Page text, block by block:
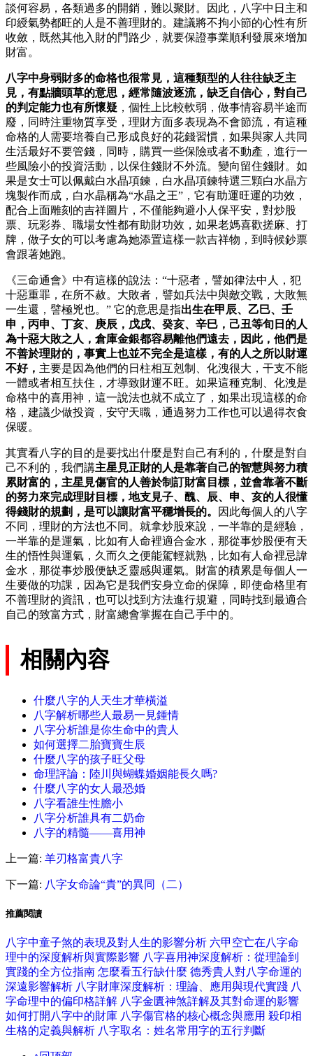
談何容易，各類過多的開銷，難以聚財。因此，八字中日主和
印綬氣勢都旺的人是不善理財的。建議將不拘小節的心性有所
收斂，既然其他入財的門路少，就要保證事業順利發展來增加
財富。
八字中身弱財多的命格也很常見，這種類型的人往往缺乏主
見，有點牆頭草的意思，經常隨波逐流，缺乏自信心，對自己
的判定能力也有所懷疑 ，個性上比較軟弱，做事情容易半途而
廢，同時注重物質享受，理財方面多表現為不會節流，有這種
命格的人需要培養自己形成良好的花錢習慣，如果與家人共同
生活最好不要管錢，同時，購買一些保險或者不動產，進行一
些風險小的投資活動，以保住錢財不外流。變向留住錢財。如
果是女士可以佩戴白水晶項鍊，白水晶項鍊特選三顆白水晶方
塊製作而成，白水晶稱為“水晶之王”，它有助運旺運的功效，
配合上面雕刻的吉祥圖片，不僅能夠避小人保平安，對炒股
票、玩彩券、職場女性都有助財功效，如果老媽喜歡搓麻、打
牌，做子女的可以考慮為她添置這樣一款吉祥物，到時候鈔票
會跟著她跑。
《三命通會》中有這樣的說法：“十惡者，譬如律法中人，犯
十惡重罪，在所不赦。大敗者，譬如兵法中與敵交戰，大敗無
一生還，譬極兇也。” 它的意思是指出生在甲辰、乙巳、壬
申，丙申、丁亥、庚辰，戊戌、癸亥、辛巳，己丑等旬日的人
為十惡大敗之人，倉庫金銀都容易離他們遠去，因此，他們是
不善於理財的，事實上也並不完全是這樣，有的人之所以財運
不好， 主要是因為他們的日柱相互剋制、化洩很大，干支不能
一體或者相互扶住，才導致財運不旺。如果這種克制、化洩是
命格中的喜用神，這一說法也就不成立了，如果出現這樣的命
格，建議少做投資，安守天職，通過努力工作也可以過得衣食
保暖。
其實看八字的目的是要找出什麼是對自己有利的，什麼是對自
己不利的，我們講主星見正財的人是靠著自己的智慧與努力積
累財富的，主星見傷官的人善於制訂財富目標，並會靠著不斷
的努力來完成理財目標，地支見子、醜、辰、申、亥的人很懂
得錢財的規劃，是可以讓財富平穩增長的。
因此每個人的八字
不同，理財的方法也不同。就拿炒股來說，一半靠的是經驗，
一半靠的是運氣，比如有人命裡適合金水，那從事炒股便有天
生的悟性與運氣，久而久之便能駕輕就熟，比如有人命裡忌諱
金水，那從事炒股便缺乏靈感與運氣。財富的積累是每個人一
生要做的功課，因為它是我們安身立命的保障，即使命格里有
不善理財的資訊，也可以找到方法進行規避，同時找到最適合
自己的致富方式，財富總會掌握在自己手中的。
相關內容
什麼八字的人天生才華橫溢
八字解析哪些人最易一見鍾情
八字分析誰是你生命中的貴人
如何選擇二胎寶寶生辰
什麼八字的孩子旺父母
命理評論：陸川與蝴蝶婚姻能長久嗎?
什麼八字的女人最恐婚
八字看誰生性膽小
八字分析誰具有二奶命
八字的精髓——喜用神
上一篇: 羊刃格富貴八字
下一篇: 八字女命論“貴”的異同（二）
推薦閱讀
八字中童子煞的表現及對人生的影響分析 六甲空亡在八字命
理中的深度解析與實際影響 八字喜用神深度解析：從理論到
實踐的全方位指南 怎麼看五行缺什麼 德秀貴人對八字命運的
深遠影響解析 八字財庫深度解析：理論、應用與現代實踐 八
字命理中的偏印格詳解 八字金匱神煞詳解及其對命運的影響
如何打開八字中的財庫 八字傷官格的核心概念與應用 殺印相
生格的定義與解析 八字取名：姓名常用字的五行判斷